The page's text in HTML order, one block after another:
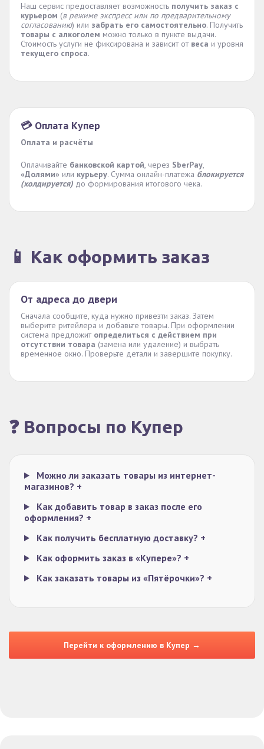
Наш сервис предоставляет возможность получить заказ с
курьером (в режиме экспресс или по предварительному
согласованию) или забрать его самостоятельно. Получить
товары с алкоголем можно только в пункте выдачи.
Стоимость услуги не фиксирована и зависит от веса и уровня
текущего спроса.
💳 Оплата Купер
Оплата и расчёты
Оплачивайте банковской картой, через SberPay,
«Долями» или курьеру. Сумма онлайн-платежа блокируется
(холдируется) до формирования итогового чека.
📱 Как оформить заказ
От адреса до двери
Сначала сообщите, куда нужно привезти заказ. Затем
выберите ритейлера и добавьте товары. При оформлении
система предложит определиться с действием при
отсутствии товара (замена или удаление) и выбрать
временное окно. Проверьте детали и завершите покупку.
❓ Вопросы по Купер
Можно ли заказать товары из интернет-
магазинов? +
Как добавить товар в заказ после его
оформления? +
Как получить бесплатную доставку? +
Как оформить заказ в «Купере»? +
Как заказать товары из «Пятёрочки»? +
Перейти к оформлению в Купер →